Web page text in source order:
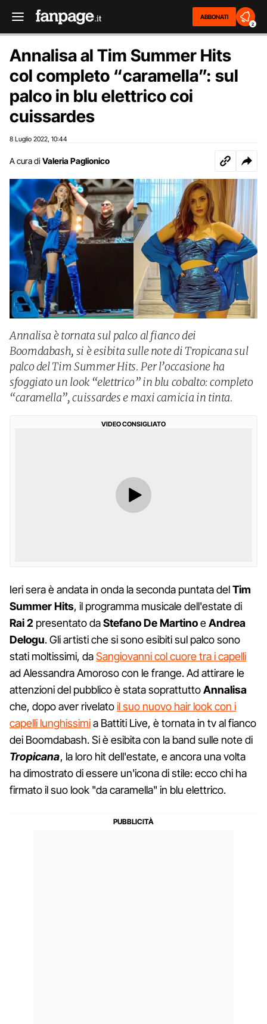
ABBONATI
2
Annalisa al Tim Summer Hits
col completo “caramella”: sul
palco in blu elettrico coi
cuissardes
8 Luglio 2022 10:44
A cura di Valeria Paglionico
Annalisa è tornata sul palco al fianco dei
Boomdabash, si è esibita sulle note di Tropicana sul
palco del Tim Summer Hits. Per l’occasione ha
sfoggiato un look “elettrico” in blu cobalto: completo
“caramella”, cuissardes e maxi camicia in tinta.
VIDEO CONSIGLIATO
Ieri sera è andata in onda la seconda puntata delTim
Summer Hits, il programma musicale dell'estate di
Rai 2 presentato daStefano De MartinoeAndrea
Delogu. Gli artisti che si sono esibiti sul palco sono
stati moltissimi, daSangiovanni col cuore tra i capelli
ad Alessandra Amoroso con le frange. Ad attirare le
attenzioni del pubblico è stata soprattuttoAnnalisa
che, dopo aver rivelatoil suo nuovo hair look con i
capelli lunghissimia Battiti Live, è tornata in tv al fianco
dei Boomdabash. Si è esibita con la band sulle note di
Tropicana, la loro hit dell'estate, e ancora una volta
ha dimostrato di essere un'icona di stile: ecco chi ha
firmato il suo look "da caramella" in blu elettrico.